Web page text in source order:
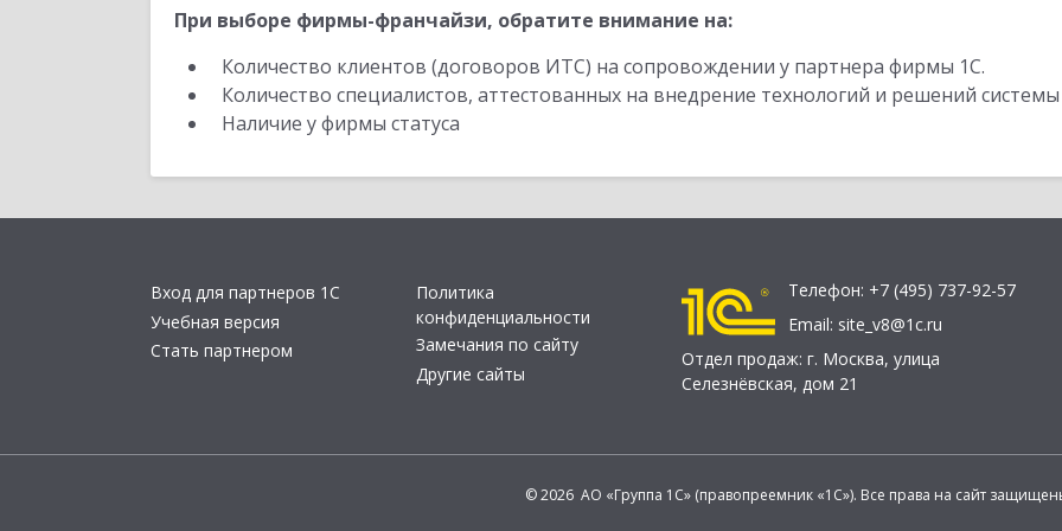
При выборе фирмы-франчайзи, обратите внимание на:
Количество клиентов (договоров ИТС) на сопровождении у партнера фирмы 1С.
Количество специалистов, аттестованных на внедрение технологий и решений
Наличие у фирмы статуса
Вход для партнеров 1С
Учебная версия
Стать партнером
Политика
конфиденциальности
Замечания по сайту
Другие сайты
Телефон: +7 (495) 737-92-57
Email: site_v8@1c.ru
Отдел продаж: г. Москва, улица
Селезнёвская, дом 21
© 2026 АО «Группа 1С» (правопреемник «1С»). Все права на сайт